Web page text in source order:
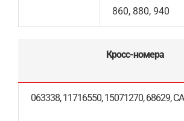
860, 880, 940
Кросс-номера
063338, 11716550, 15071270, 68629,